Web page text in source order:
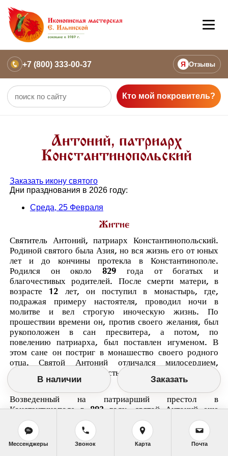
+7 (800) 333-00-37 Я Отзывы
Кто мой покровитель?
Антоний, патриарх
Константинопольский
Заказать икону святого
Дни празднования в 2026 году:
Среда, 25 Февраля
Житие
Святитель Антоний, патриарх Константинопольский.
Родиной святого была Азия, но вся жизнь его от юных
лет и до кончины протекла в Константинополе.
Родился он около 829 года от богатых и
благочестивых родителей. После смерти матери, в
возрасте 12 лет, он поступил в монастырь, где,
подражая примеру настоятеля, проводил ночи в
молитве и вел строгую иноческую жизнь. По
прошествии времени он, против своего желания, был
рукоположен в сан пресвитера, а потом, по
повелению патриарха, был поставлен игуменом. В
этом сане он постриг в монашество своего родного
отца. Святой Антоний отличался милосердием,
любовью и попечительностью о бедных, раздавая им
щедрую милостыню.
Возведенный на патриарший престол в
Константинополе в 893 году, святой Антоний еще
усилил свое попечение о бедных и особенно о бедных
из духовного сословия. При поддержке со стороны
императора Льва Мудрого, патриарх Антоний сделал
много добра для Церкви. Он заботился об
В наличии Заказать
Мессенджеры Звонок Карта Почта